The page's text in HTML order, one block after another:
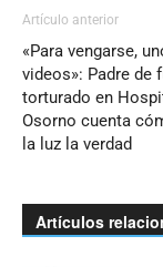
Artículo anterior
«Para vengarse,
videos»: Padre de
torturado en
Osorno cuenta
la luz la verdad
Artículos